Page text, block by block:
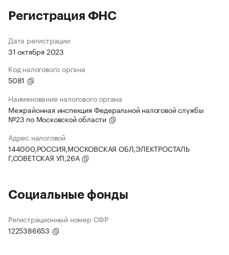
Регистрация ФНС
Дата регистрации
31 октября 2023
Код налогового органа
5081
Наименование налогового органа
Межрайонная инспекция Федеральной налоговой службы
№23 по Московской области
Адрес налоговой
144000,РОССИЯ,МОСКОВСКАЯ ОБЛ,ЭЛЕКТРОСТАЛЬ
Г,СОВЕТСКАЯ УЛ,26А
Социальные фонды
Регистрационный номер СФР
1225386653